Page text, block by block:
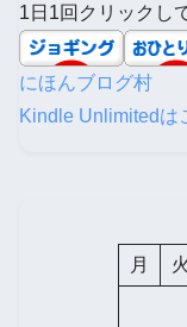
1日1回クリックし
にほんブログ村
Kindle Unlimitedは
月
火